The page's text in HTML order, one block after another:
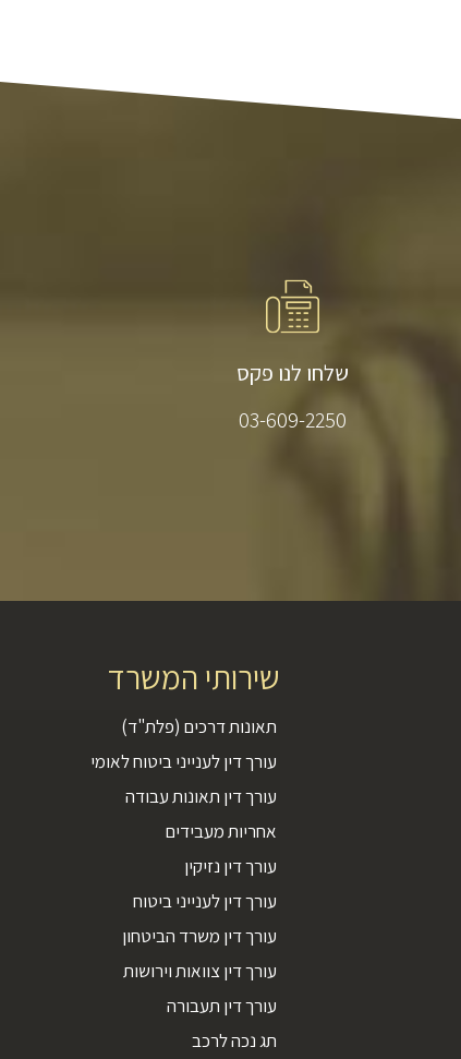
שלחו לנו פקס
03-609-2250
שירותי המשרד
תאונות דרכים (פלת"ד)
עורך דין לענייני ביטוח לאומי
עורך דין תאונות עבודה
אחריות מעבידים
עורך דין נזיקין
עורך דין לענייני ביטוח
עורך דין משרד הביטחון
עורך דין צוואות וירושות
עורך דין תעבורה
תג נכה לרכב